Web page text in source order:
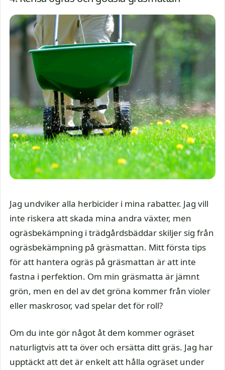
Jag undviker alla herbicider i mina rabatter. Jag vill
inte riskera att skada mina andra växter, men
ogräsbekämpning i trädgårdsbäddar skiljer sig från
ogräsbekämpning på gräsmattan. Mitt första tips
för att hantera ogräs på gräsmattan är att inte
fastna i perfektion. Om min gräsmatta är jämnt
grön, men en del av det gröna kommer från violer
eller maskrosor, vad spelar det för roll?
Om du inte gör något åt dem kommer ogräset
naturligtvis att ta över och ersätta ditt gräs. Jag har
upptäckt att det är enkelt att hålla ogräset under